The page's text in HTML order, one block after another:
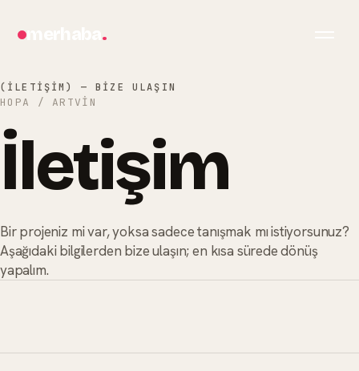
.
bilgi@merhabagrafik.com·Hopa/Artvin
(İLETIŞIM) — BIZE ULAŞIN
HOPA / ARTVİN
İletişim
Bir projeniz mi var, yoksa sadece tanışmak mı istiyorsunuz?
Aşağıdaki bilgilerden bize ulaşın; en kısa sürede dönüş
yapalım.